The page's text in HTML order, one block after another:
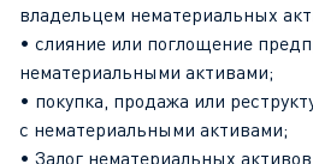
владельцем нематериальных
• слияние или поглощение
нематериальными активами;
• покупка, продажа или
с нематериальными активами;
• Залог нематериальных